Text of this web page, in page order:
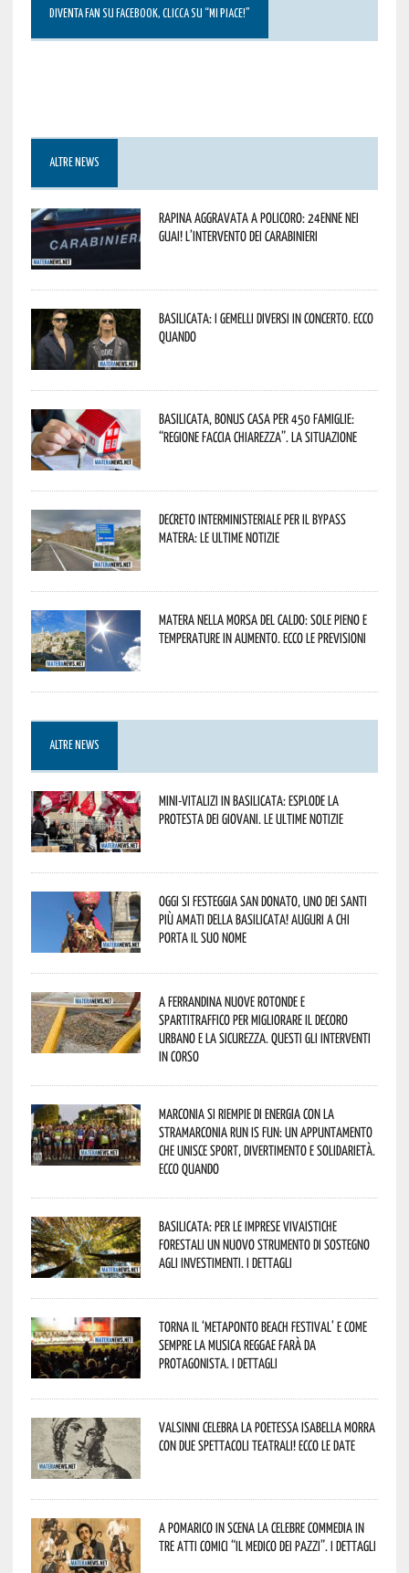
DIVENTA FAN SU FACEBOOK, CLICCA SU “MI PIACE!”
ALTRE NEWS
Rapina aggravata a Policoro: 24enne nei
guai! L’intervento dei Carabinieri
Basilicata: i Gemelli DiVersi in concerto. Ecco
quando
Basilicata, Bonus casa per 450 famiglie:
“Regione faccia chiarezza”. La situazione
Decreto interministeriale per il Bypass
Matera: le ultime notizie
Matera nella morsa del caldo: sole pieno e
temperature in aumento. Ecco le previsioni
ALTRE NEWS
Mini-vitalizi in Basilicata: esplode la
protesta dei giovani. Le ultime notizie
Oggi si festeggia San Donato, uno dei Santi
più amati della Basilicata! Auguri a chi
porta il suo nome
A Ferrandina nuove rotonde e
spartitraffico per migliorare il decoro
urbano e la sicurezza. Questi gli interventi
in corso
Marconia si riempie di energia con la
StraMarconia Run is Fun: un appuntamento
che unisce sport, divertimento e solidarietà.
Ecco quando
Basilicata: per le imprese vivaistiche
forestali un nuovo strumento di sostegno
agli investimenti. I dettagli
Torna il ‘Metaponto beach festival’ e come
sempre la musica reggae farà da
protagonista. I dettagli
Valsinni celebra la poetessa Isabella Morra
con due spettacoli teatrali! Ecco le date
A Pomarico in scena la celebre commedia in
tre atti comici “Il medico dei pazzi”. I dettagli